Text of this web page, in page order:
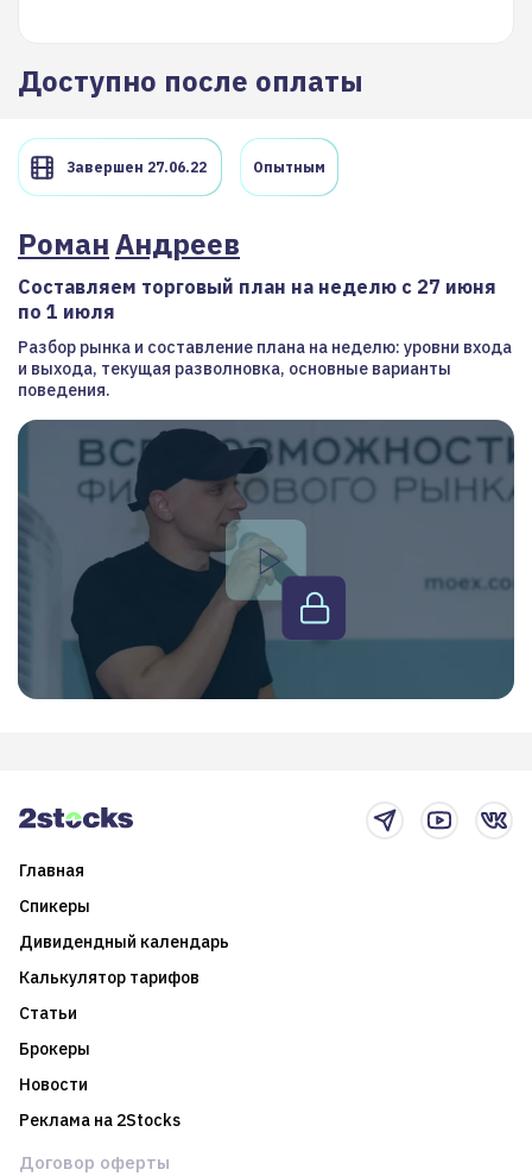
Доступно после оплаты
Завершен 27.06.22 Опытным
РоманАндреев
Составляем торговый план на неделю с 27 июня
по 1 июля
Разбор рынка и составление плана на неделю: уровни входа
и выхода, текущая разволновка, основные варианты
поведения.
Главная
Спикеры
Дивидендный календарь
Калькулятор тарифов
Статьи
Брокеры
Новости
Реклама на 2Stocks
Договор оферты